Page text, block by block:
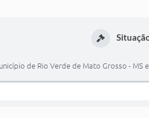
de Rio Verde de Mato Grosso - MS